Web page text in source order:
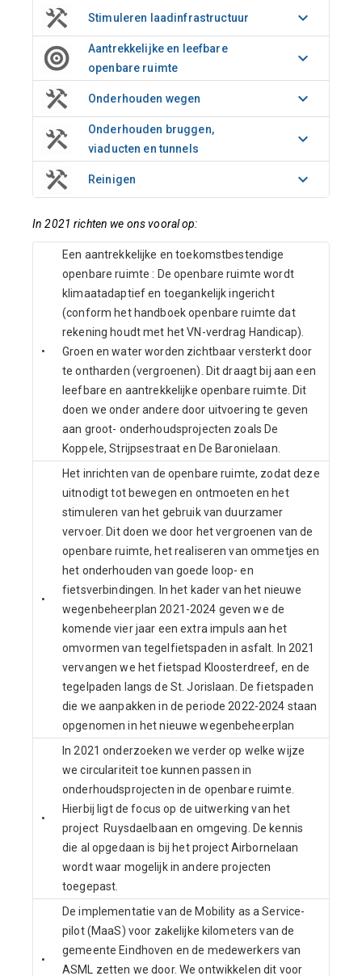
Stimuleren laadinfrastructuur
Aantrekkelijke en leefbare
openbare ruimte
Onderhouden wegen
Onderhouden bruggen,
viaducten en tunnels
Reinigen
In 2021 richten we ons vooral op:
•
Een aantrekkelijke en toekomstbestendige
openbare ruimte : De openbare ruimte wordt
klimaatadaptief en toegankelijk ingericht
(conform het handboek openbare ruimte dat
rekening houdt met het VN-verdrag Handicap).
Groen en water worden zichtbaar versterkt door
te ontharden (vergroenen). Dit draagt bij aan een
leefbare en aantrekkelijke openbare ruimte. Dit
doen we onder andere door uitvoering te geven
aan groot- onderhoudsprojecten zoals De
Koppele, Strijpsestraat en De Baronielaan.
•
Het inrichten van de openbare ruimte, zodat deze
uitnodigt tot bewegen en ontmoeten en het
stimuleren van het gebruik van duurzamer
vervoer. Dit doen we door het vergroenen van de
openbare ruimte, het realiseren van ommetjes en
het onderhouden van goede loop- en
fietsverbindingen. In het kader van het nieuwe
wegenbeheerplan 2021-2024 geven we de
komende vier jaar een extra impuls aan het
omvormen van tegelfietspaden in asfalt. In 2021
vervangen we het fietspad Kloosterdreef, en de
tegelpaden langs de St. Jorislaan. De fietspaden
die we aanpakken in de periode 2022-2024 staan
opgenomen in het nieuwe wegenbeheerplan
•
In 2021 onderzoeken we verder op welke wijze
we circulariteit toe kunnen passen in
onderhoudsprojecten in de openbare ruimte.
Hierbij ligt de focus op de uitwerking van het
project Ruysdaelbaan en omgeving. De kennis
die al opgedaan is bij het project Airbornelaan
wordt waar mogelijk in andere projecten
toegepast.
•
De implementatie van de Mobility as a Service-
pilot (MaaS) voor zakelijke kilometers van de
gemeente Eindhoven en de medewerkers van
ASML zetten we door. We ontwikkelen dit voor